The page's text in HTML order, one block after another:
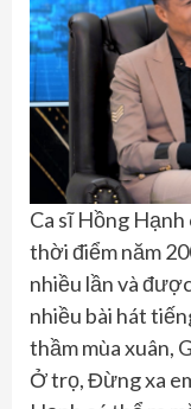
Ca sĩ Hồng Hạnh
thời điểm năm
nhiều lần và
nhiều bài hát
thầm mùa xuân,
Ở trọ, Đừng xa